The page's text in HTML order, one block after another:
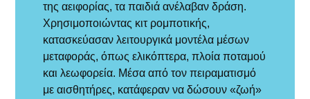
της αειφορίας, τα παιδιά ανέλαβαν δράση.
Χρησιμοποιώντας κιτ ρομποτικής,
κατασκεύασαν λειτουργικά μοντέλα μέσων
μεταφοράς, όπως ελικόπτερα, πλοία ποταμού
και λεωφορεία. Μέσα από τον πειραματισμό
με αισθητήρες, κατάφεραν να δώσουν «ζωή»